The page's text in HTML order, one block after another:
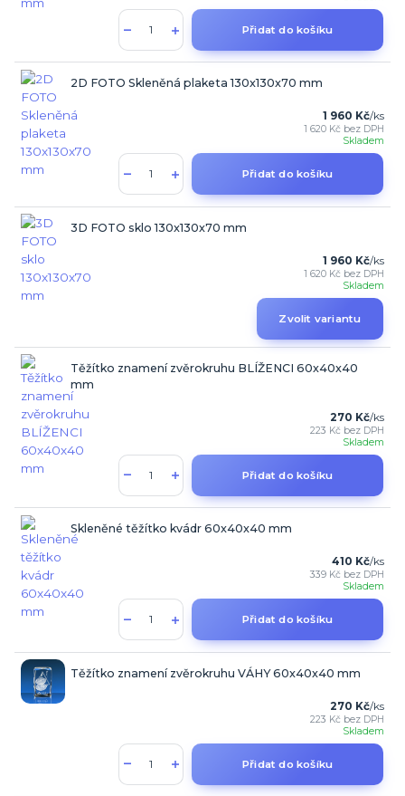
Přidat do košíku
2D FOTO Skleněná plaketa 130x130x70 mm
1 960 Kč/ks
1 620 Kč bez DPH
Skladem
Přidat do košíku
3D FOTO sklo 130x130x70 mm
1 960 Kč/ks
1 620 Kč bez DPH
Skladem
Zvolit variantu
Těžítko znamení zvěrokruhu BLÍŽENCI 60x40x40
mm
270 Kč/ks
223 Kč bez DPH
Skladem
Přidat do košíku
Skleněné těžítko kvádr 60x40x40 mm
410 Kč/ks
339 Kč bez DPH
Skladem
Přidat do košíku
Těžítko znamení zvěrokruhu VÁHY 60x40x40 mm
270 Kč/ks
223 Kč bez DPH
Skladem
Přidat do košíku